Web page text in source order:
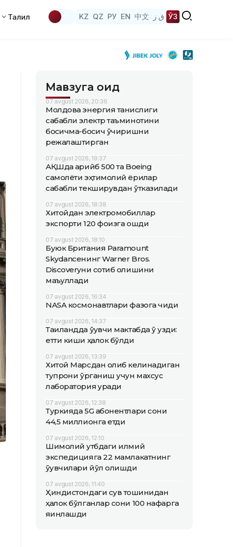
Таҳлил KZ QZ РУ EN 中文 ق ز ЎЗ
Мавзуга оид
07 avgust 2026, 20:36
Молдова энергия танқислиги
сабабли электр таъминотини
босқичма-босқич ўчиришни
режалаштирган
07 avgust 2026, 19:37
АҚШда қарийб 500 та Boeing
самолёти эҳтимолий ёриқлар
сабабли текширувдан ўтказилади
07 avgust 2026, 18:38
Хитойдан электромобиллар
экспорти 120 фоизга ошди
07 avgust 2026, 18:10
Буюк Британия Paramount
Skydanceнинг Warner Bros.
Discoveryни сотиб олишини
маъқуллади
07 avgust 2026, 16:34
NASA космонавтлари фазога чиқди
07 avgust 2026, 14:37
Таиландда ўқувчи мактабда ўқ узди:
етти киши ҳалок бўлди
07 avgust 2026, 13:39
Хитой Марсдан олиб келинадиган
тупроқни ўрганиш учун махсус
лаборатория қуради
07 avgust 2026, 12:38
Туркияда 5G абонентлари сони
44,5 миллионга етди
07 avgust 2026, 12:10
Шимолий қутбдаги илмий
экспедицияга 22 мамлакатнинг
ўқувчилари йўл олишди
07 avgust 2026, 11:40
Ҳиндистондаги сув тошқинидан
ҳалок бўлганлар сони 100 нафарга
яқинлашди